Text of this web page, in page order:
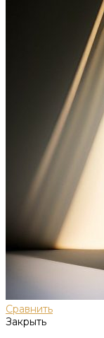
Сравнить
Закрыть